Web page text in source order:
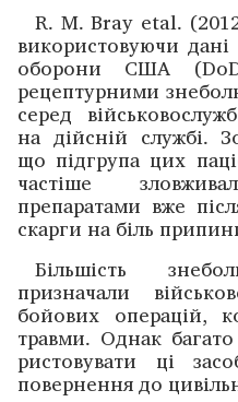
R. M. Bray etal.
викорис­товуючи дані
оборони США
рецептурними
серед
на дійсній службі.
що підгрупа цих
частіше
препаратами вже
скарги на біль
Більшість
призначали
бойових операцій,
травми. Однак
ристовувати ці
повернення до